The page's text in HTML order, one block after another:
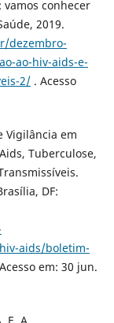
conhecer
2019.
dezembro-
ao-hiv-aids-e-
2/. Acesso
Vigilância em
Tuberculose,
DF:
aids/boletim-
em: 30 jun.